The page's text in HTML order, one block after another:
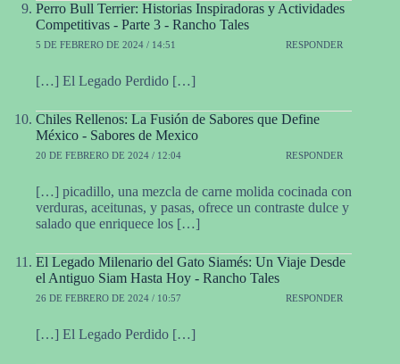
Perro Bull Terrier: Historias Inspiradoras y Actividades
Competitivas - Parte 3 - Rancho Tales
5 DE FEBRERO DE 2024 / 14:51 RESPONDER
[…] El Legado Perdido […]
Chiles Rellenos: La Fusión de Sabores que Define
México - Sabores de Mexico
20 DE FEBRERO DE 2024 / 12:04 RESPONDER
[…] picadillo, una mezcla de carne molida cocinada con
verduras, aceitunas, y pasas, ofrece un contraste dulce y
salado que enriquece los […]
El Legado Milenario del Gato Siamés: Un Viaje Desde
el Antiguo Siam Hasta Hoy - Rancho Tales
26 DE FEBRERO DE 2024 / 10:57 RESPONDER
[…] El Legado Perdido […]